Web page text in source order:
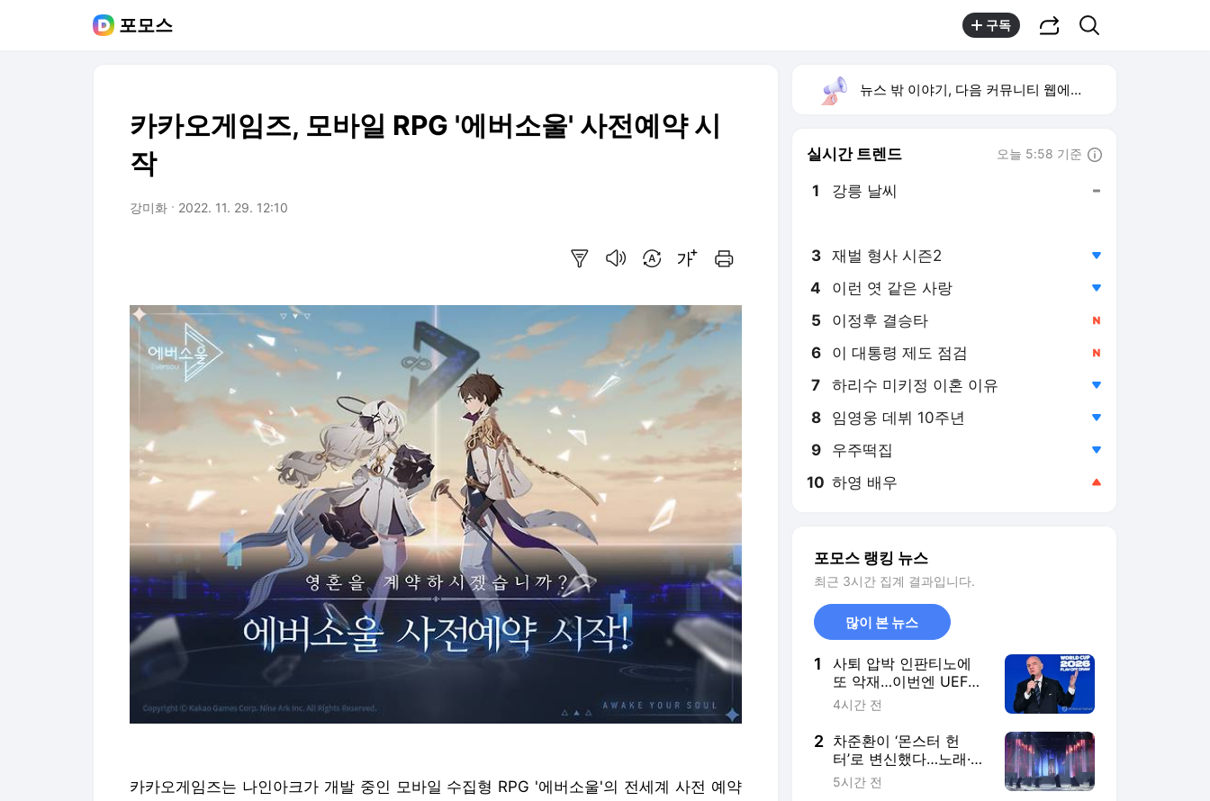
포모스 구독
카카오게임즈, 모바일 RPG '에버소울' 사전예약 시
작
강미화 2022. 11. 29. 12:10
카카오게임즈는 나인아크가 개발 중인 모바일 수집형 RPG '에버소울'의 전세계 사전 예약
뉴스 밖 이야기, 다음 커뮤니티 웹에서 보기
실시간 트렌드 오늘 5:58 기준
1 강릉 날씨
3 재벌 형사 시즌2
4 이런 엿 같은 사랑
5 이정후 결승타
6 이 대통령 제도 점검
7 하리수 미키정 이혼 이유
8 임영웅 데뷔 10주년
9 우주떡집
10 하영 배우
포모스 랭킹 뉴스
최근 3시간 집계 결과입니다.
많이 본 뉴스
1
사퇴 압박 인판티노에
또 악재…이번엔 UEFA
시절 ‘여직원 특혜’ 의혹
4시간 전
2 차준환이 ‘몬스터 헌
터’로 변신했다…노래·연
기·스케이팅까지 한 무
5시간 전